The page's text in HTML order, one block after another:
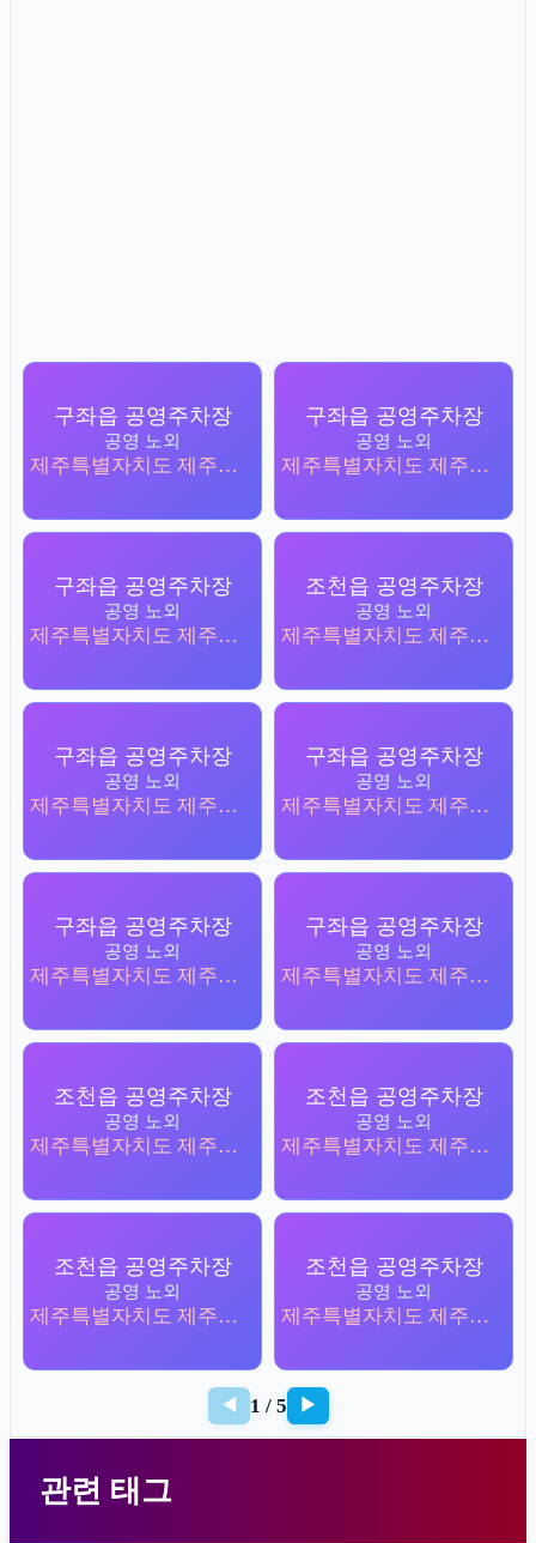
구좌읍 공영주차장
공영 노외
제주특별자치도 제주시 구좌읍 한동리 1184
구좌읍 공영주차장
공영 노외
제주특별자치도 제주시 구좌읍 김녕리 3872
구좌읍 공영주차장
공영 노외
제주특별자치도 제주시 구좌읍 김녕리 3891
조천읍 공영주차장
공영 노외
제주특별자치도 제주시 조천읍 함덕리 239-2
구좌읍 공영주차장
공영 노외
제주특별자치도 제주시 구좌읍 하도리 1528-3
구좌읍 공영주차장
공영 노외
제주특별자치도 제주시 구좌읍 하도리 3204-1
구좌읍 공영주차장
공영 노외
제주특별자치도 제주시 구좌읍 한동리 4849-7
구좌읍 공영주차장
공영 노외
제주특별자치도 제주시 구좌읍 김녕리 1686-1
조천읍 공영주차장
공영 노외
제주특별자치도 제주시 조천읍 함덕리 921-2
조천읍 공영주차장
공영 노외
제주특별자치도 제주시 조천읍 북촌리 498-1
조천읍 공영주차장
공영 노외
제주특별자치도 제주시 조천읍 함덕리 972
조천읍 공영주차장
공영 노외
제주특별자치도 제주시 조천읍 함덕리 1086-1
◀ 1 / 5 ▶
관련 태그